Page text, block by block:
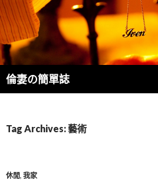
倫妻の簡單誌
Search
Tag Archives: 藝術
休閒, 我家